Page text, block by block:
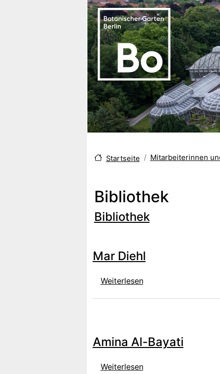
Startseite Mitarbeiterinnen
Bibliothek
Bibliothek
Mar Diehl
Weiterlesenüber Mar Diehl
Amina Al-Bayati
Weiterlesenüber Amina Al-